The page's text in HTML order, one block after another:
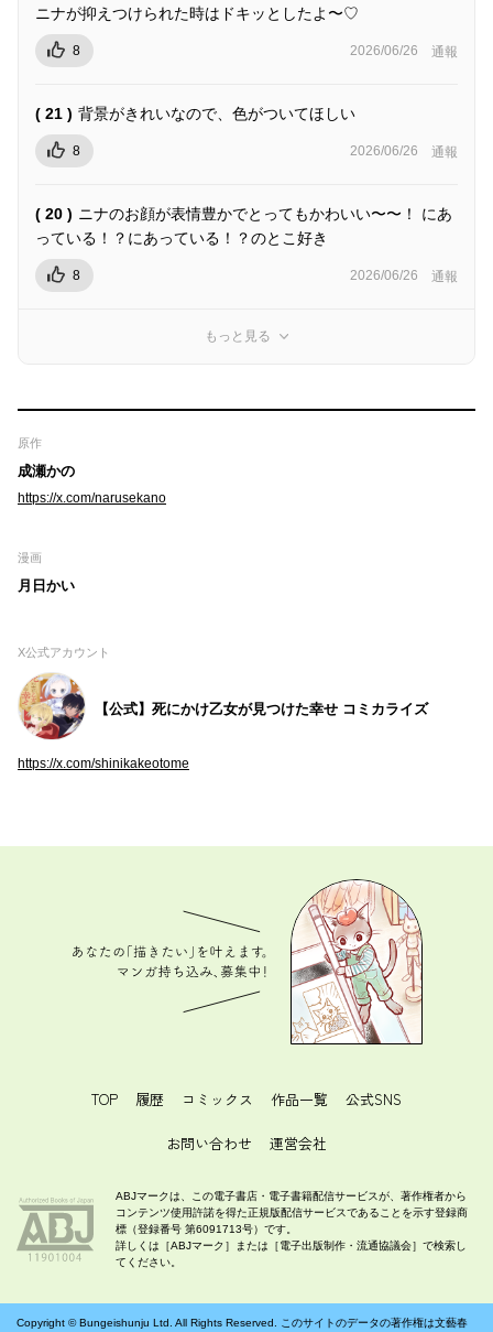
ニナが抑えつけられた時はドキッとしたよ〜♡
8 2026/06/26 通報
( 21 ) 背景がきれいなので、色がついてほしい
8 2026/06/26 通報
( 20 ) ニナのお顔が表情豊かでとってもかわいい〜〜！ にあ
っている！？にあっている！？のとこ好き
8 2026/06/26 通報
もっと見る
原作
成瀬かの
https://x.com/narusekano
漫画
月日かい
X公式アカウント
【公式】死にかけ乙女が見つけた幸せ コミカライズ
https://x.com/shinikakeotome
TOP 履歴 コミックス 作品一覧 公式SNS
お問い合わせ 運営会社
ABJマークは、この電子書店・電子書籍配信サービスが、著作権者から
コンテンツ使用許諾を得た正規版配信サービスであることを示す登録商
標（登録番号 第6091713号）です。
詳しくは［ABJマーク］または［電子出版制作・流通協議会］で検索し
てください。
あなたの「描きたい」を叶えます。 マンガ持ち込
み、募集中！
Copyright © Bungeishunju Ltd. All Rights Reserved. このサイトのデータの著作権は文藝春